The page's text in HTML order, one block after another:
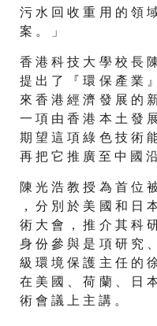
污 水 回 收 重 用 的 領
案 。 」
香 港 科 技 大 學 校 長
提 出 了 『 環 保 產 業
來 香 港 經 濟 發 展 的
一 項 由 香 港 本 土 發
期 望 這 項 綠 色 技 術
再 把 它 推 廣 至 中 國
陳 光 浩 教 授 為 首 位
， 分 別 於 美 國 和 日
術 大 會 ， 推 介 其 科
身 份 參 與 是 項 研 究
級 環 境 保 護 主 任 的
在 美 國 、 荷 蘭 、 日
術 會 議 上 主 講 。